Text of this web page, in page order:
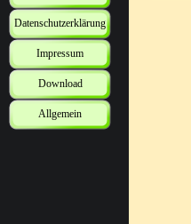
Datenschutzerklärung
Impressum
Download
Allgemein